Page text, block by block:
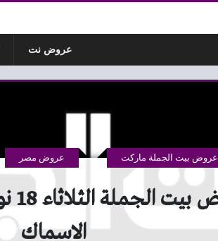
عروض نت
الاسماك
عروض بيت الجملة ماركت عروض مصر